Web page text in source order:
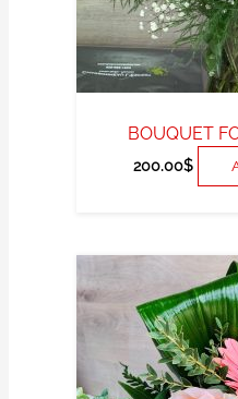
BOUQUET
200.00$